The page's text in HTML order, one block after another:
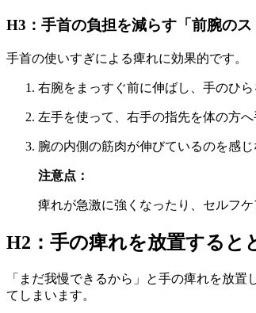
H3：手首の負担を減らす「前腕のス
手首の使いすぎによる痺れに効果的です。
右腕をまっすぐ前に伸ばし、手のひら
左手を使って、右手の指先を体の方
腕の内側の筋肉が伸びているのを感
注意点：
痺れが急激に強くなったり、セルフ
H2：手の痺れを放置すると
「まだ我慢できるから」と手の痺れを放
てしまいます。